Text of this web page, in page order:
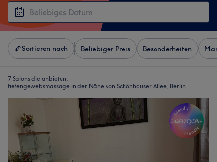
Sortieren nach Beliebiger Preis Besonderheiten
7 Salons die anbieten:
tiefengewebsmassage in der Nähe von Schönhauser Allee, Berlin